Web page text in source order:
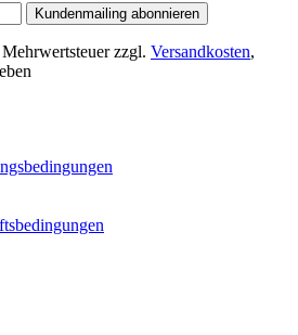
Kundenmailing abonnieren
zzgl. Versandkosten,